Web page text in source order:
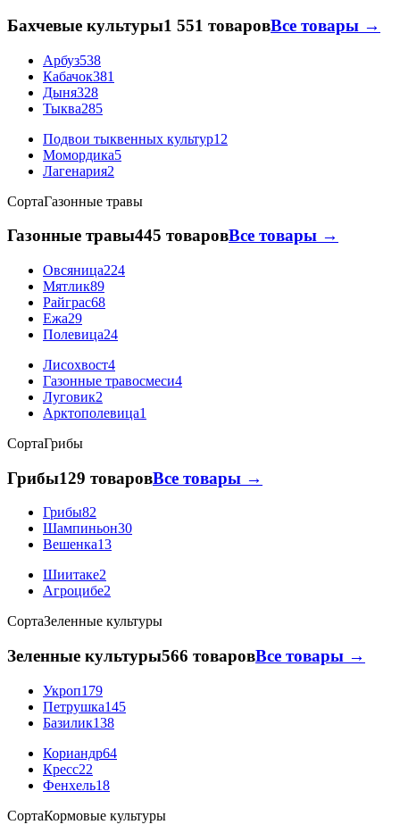
Бахчевые культуры1 551 товаровВсе товары →
Арбуз538
Кабачок381
Дыня328
Тыква285
Подвои тыквенных культур12
Момордика5
Лагенария2
СортаГазонные травы
Газонные травы445 товаровВсе товары →
Овсяница224
Мятлик89
Райграс68
Ежа29
Полевица24
Лисохвост4
Газонные травосмеси4
Луговик2
Арктополевица1
СортаГрибы
Грибы129 товаровВсе товары →
Грибы82
Шампиньон30
Вешенка13
Шиитаке2
Агроцибе2
СортаЗеленные культуры
Зеленные культуры566 товаровВсе товары →
Укроп179
Петрушка145
Базилик138
Кориандр64
Кресс22
Фенхель18
СортаКормовые культуры